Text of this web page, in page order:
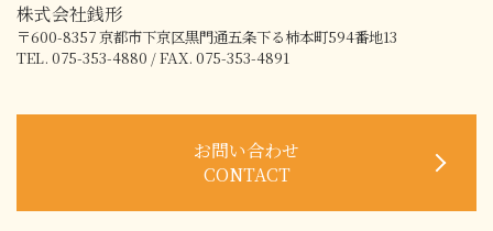
株式会社銭形
〒600-8357京都市下京区黒門通五条下る柿本町594番地13
TEL. 075-353-4880 / FAX. 075-353-4891
お問い合わせ
CONTACT